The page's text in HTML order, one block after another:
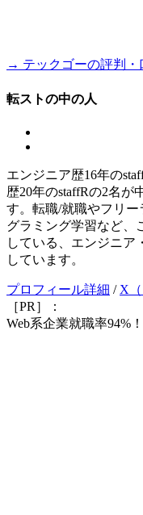
→ テックゴーの評判・
転ストの中の人
エンジニア歴16年の
歴20年のstaffRの2名が
す。転職/就職やフリ
グラミング学習など、
している、エンジニア
しています。
プロフィール詳細 / X（
［PR］：
Web系企業就職率94%！